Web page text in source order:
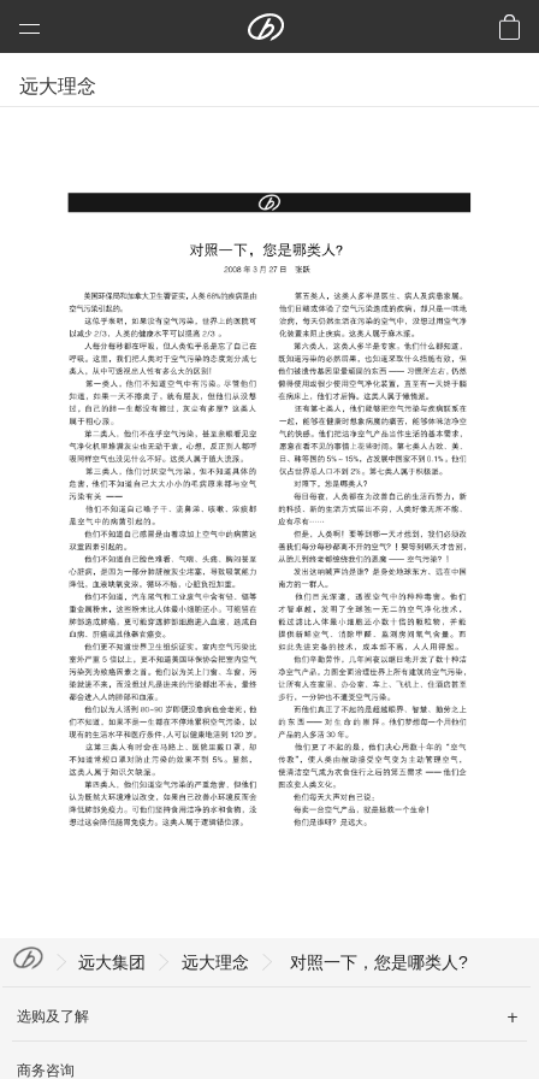
远大科技集团
芯交通
中央空调
洁净空气
合同能源管理
建筑节能改造
再生资源
加入远大
English
远大理念
远大集团 远大理念 对照一下，您是哪类人?
选购及了解 
商务咨询